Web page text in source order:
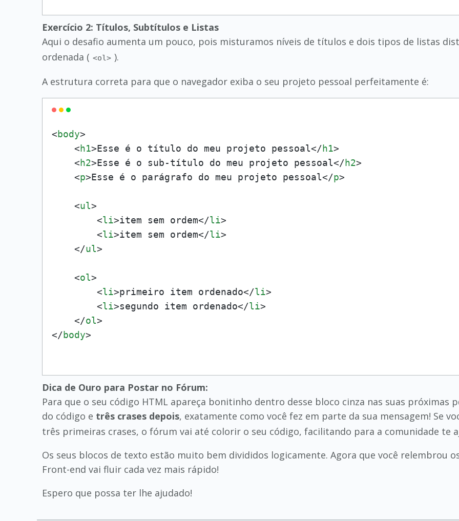
Exercício 2: Títulos, Subtítulos e Listas
Aqui o desafio aumenta um pouco, pois misturamos níveis de títulos e dois tipos de listas
ordenada ( <ol> ).
A estrutura correta para que o navegador exiba o seu projeto pessoal perfeitamente é:
<body>
<h1>Esse é o título do meu projeto pessoal</h1>
<h2>Esse é o sub-título do meu projeto pessoal</h2>
<p>Esse é o parágrafo do meu projeto pessoal</p>
<ul>
<li>item sem ordem</li>
<li>item sem ordem</li>
</ul>
<ol>
<li>primeiro item ordenado</li>
<li>segundo item ordenado</li>
</ol>
</body>
Dica de Ouro para Postar no Fórum:
Para que o seu código HTML apareça bonitinho dentro desse bloco cinza nas suas próximas
do código e três crases depois, exatamente como você fez em parte da sua mensagem! Se
três primeiras crases, o fórum vai até colorir o seu código, facilitando para a comunidade te
Os seus blocos de texto estão muito bem divididos logicamente. Agora que você relembrou
Front-end vai fluir cada vez mais rápido!
Espero que possa ter lhe ajudado!